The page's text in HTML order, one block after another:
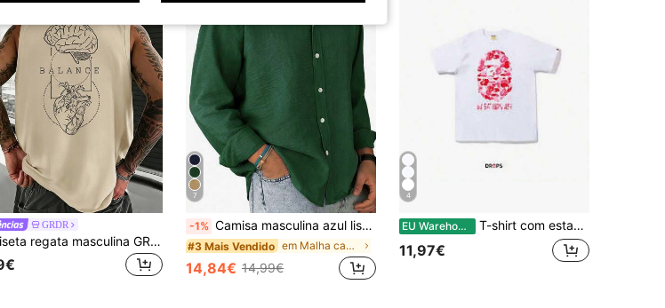
GRDR
Camiseta regata masculina GRDR casual estampada com gola redonda, ideal para o verão.
7
-1% Camisa masculina azul lisa de manga comprida, estilo casual, para uso externo, minimalista e elegante.
#3 Mais Vendido em Malha canelada Camisas masculinas
14,84€ 14,99€
4
EU Warehouse T-shirt com estampado de cabeça de macaco, estilo streetwear clássico, manga curta, algodão.
11,97€